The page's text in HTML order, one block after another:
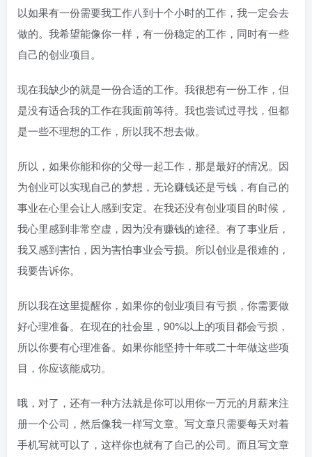
以如果有一份需要我工作八到十个小时的工作，我一定会去
做的。我希望能像你一样，有一份稳定的工作，同时有一些
自己的创业项目。
现在我缺少的就是一份合适的工作。我很想有一份工作，但
是没有适合我的工作在我面前等待。我也尝试过寻找，但都
是一些不理想的工作，所以我不想去做。
所以，如果你能和你的父母一起工作，那是最好的情况。因
为创业可以实现自己的梦想，无论赚钱还是亏钱，有自己的
事业在心里会让人感到安定。在我还没有创业项目的时候，
我心里感到非常空虚，因为没有赚钱的途径。有了事业后，
我又感到害怕，因为害怕事业会亏损。所以创业是很难的，
我要告诉你。
所以我在这里提醒你，如果你的创业项目有亏损，你需要做
好心理准备。在现在的社会里，90%以上的项目都会亏损，
所以你要有心理准备。如果你能坚持十年或二十年做这些项
目，你应该能成功。
哦，对了，还有一种方法就是你可以用你一万元的月薪来注
册一个公司，然后像我一样写文章。写文章只需要每天对着
手机写就可以了，这样你也就有了自己的公司。而且写文章